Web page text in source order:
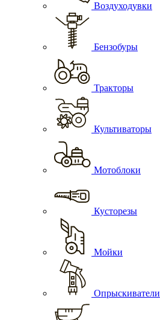
Воздуходувки
Бензобуры
Тракторы
Культиваторы
Мотоблоки
Кусторезы
Мойки
Опрыскиватели